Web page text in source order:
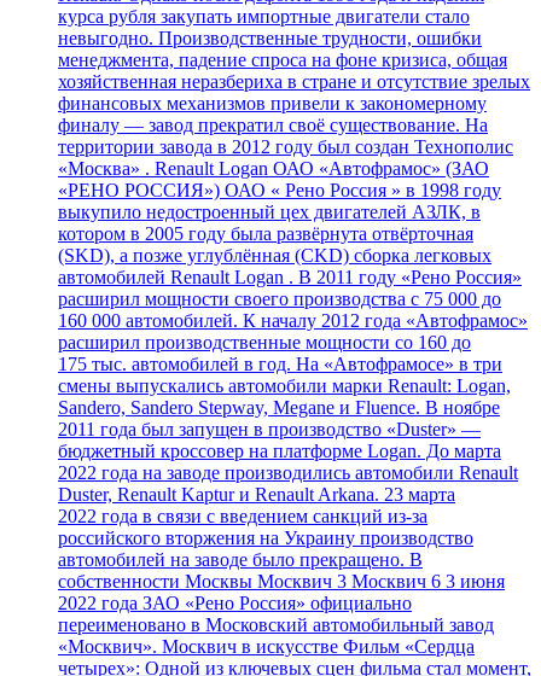
курса рубля закупать импортные двигатели стало
невыгодно. Производственные трудности, ошибки
менеджмента, падение спроса на фоне кризиса, общая
хозяйственная неразбериха в стране и отсутствие зрелых
финансовых механизмов привели к закономерному
финалу — завод прекратил своё существование. На
территории завода в 2012 году был создан Технополис
«Москва» . Renault Logan ОАО «Автофрамос» (ЗАО
«РЕНО РОССИЯ») ОАО « Рено Россия » в 1998 году
выкупило недостроенный цех двигателей АЗЛК, в
котором в 2005 году была развёрнута отвёрточная
(SKD), а позже углублённая (CKD) сборка легковых
автомобилей Renault Logan . В 2011 году «Рено Россия»
расширил мощности своего производства с 75 000 до
160 000 автомобилей. К началу 2012 года «Автофрамос»
расширил производственные мощности со 160 до
175 тыс. автомобилей в год. На «Автофрамосе» в три
смены выпускались автомобили марки Renault: Logan,
Sandero, Sandero Stepway, Megane и Fluence. В ноябре
2011 года был запущен в производство «Duster» —
бюджетный кроссовер на платформе Logan. До марта
2022 года на заводе производились автомобили Renault
Duster, Renault Kaptur и Renault Arkana. 23 марта
2022 года в связи с введением санкций из-за
российского вторжения на Украину производство
автомобилей на заводе было прекращено. В
собственности Москвы Москвич 3 Москвич 6 3 июня
2022 года ЗАО «Рено Россия» официально
переименовано в Московский автомобильный завод
«Москвич». Москвич в искусстве Фильм «Сердца
четырех»: Одной из ключевых сцен фильма стал момент,